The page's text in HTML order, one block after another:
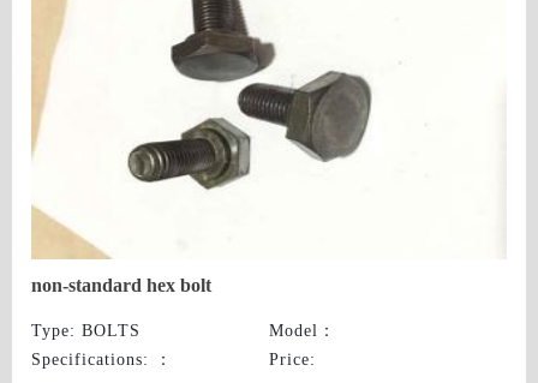
non-standard hex bolt
Type: BOLTS Model ：
Specifications:
： Price: